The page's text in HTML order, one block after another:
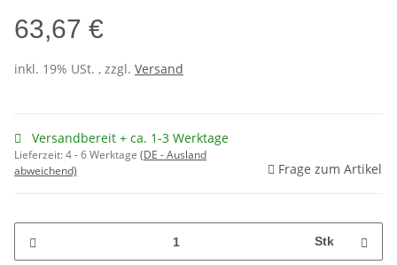
63,67 €
inkl. 19% USt. , zzgl. Versand
Versandbereit + ca. 1-3 Werktage
Lieferzeit:4 - 6 Werktage (DE - Ausland
abweichend)
Frage zum Artikel
Stk